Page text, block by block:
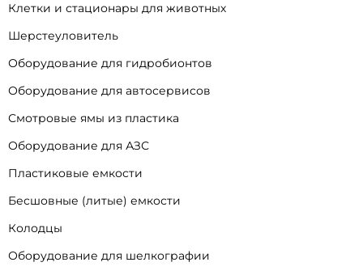
Клетки и стационары для животных
Шерстеуловитель
Оборудование для гидробионтов
Оборудование для автосервисов
Смотровые ямы из пластика
Оборудование для АЗС
Пластиковые емкости
Бесшовные (литые) емкости
Колодцы
Оборудование для шелкографии